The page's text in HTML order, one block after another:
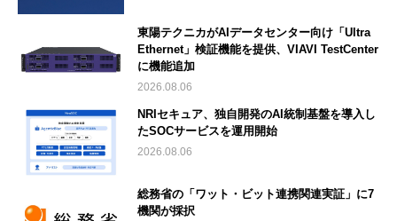
東陽テクニカがAIデータセンター向け「Ultra
Ethernet」検証機能を提供、VIAVI TestCenter
に機能追加
2026.08.06
NRIセキュア、独自開発のAI統制基盤を導入し
たSOCサービスを運用開始
2026.08.06
総務省の「ワット・ビット連携関連実証」に7
機関が採択